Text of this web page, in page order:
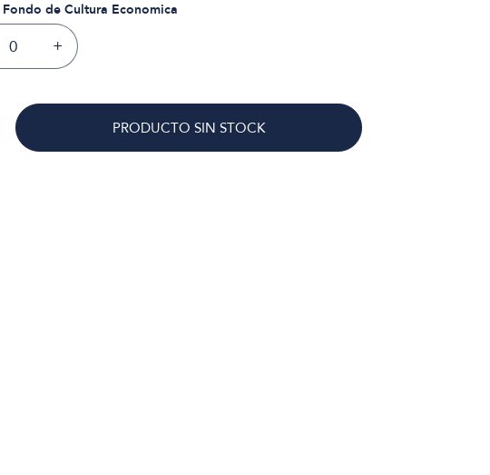
Fondo de Cultura Economica
+
PRODUCTO SIN STOCK